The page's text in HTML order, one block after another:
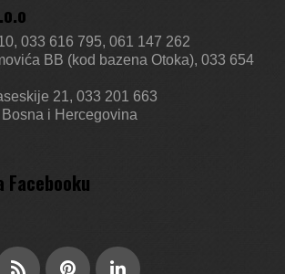
033 616 795, 061 147 262
BB (kod bazena Otoka), 033 654
21, 033 201 663
Bosna i Hercegovina